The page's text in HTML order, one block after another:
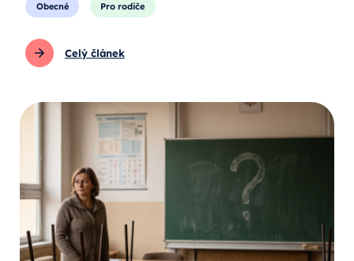
Obecné Pro rodiče
Celý článek